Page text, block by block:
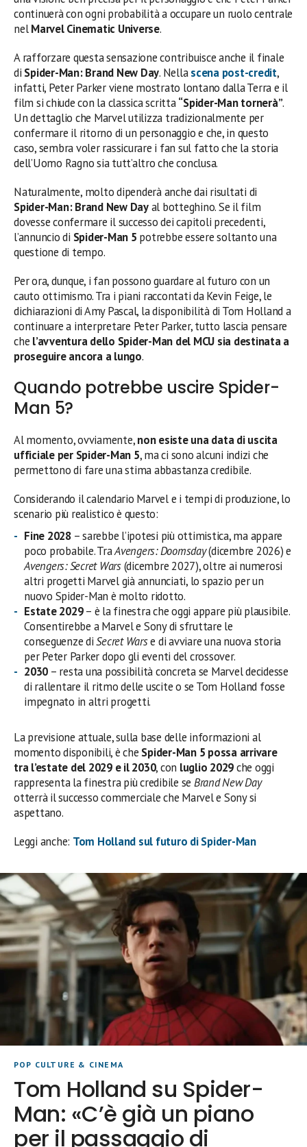
continuerà con ogni probabilità a occupare un ruolo centrale
nelMarvel Cinematic Universe.
A rafforzare questa sensazione contribuisce anche il finale
di Spider-Man: Brand New Day. Nellascena post-credit,
infatti, Peter Parker viene mostrato lontano dalla Terra e il
film si chiude con la classica scritta“Spider-Man tornerà”.
Un dettaglio che Marvel utilizza tradizionalmente per
confermare il ritorno di un personaggio e che, in questo
caso, sembra voler rassicurare i fan sul fatto che la storia
dell’Uomo Ragno sia tutt’altro che conclusa.
Naturalmente, molto dipenderà anche dai risultati di
Spider-Man: Brand New Dayal botteghino. Se il film
dovesse confermare il successo dei capitoli precedenti,
l’annuncio di Spider-Man 5 potrebbe essere soltanto una
questione di tempo.
Per ora, dunque, i fan possono guardare al futuro con un
cauto ottimismo. Tra i piani raccontati da Kevin Feige, le
dichiarazioni di Amy Pascal, la disponibilità di Tom Holland a
continuare a interpretare Peter Parker, tutto lascia pensare
che l’avventura dello Spider-Man del MCU sia destinata a
proseguire ancora a lungo.
Quando potrebbe uscire Spider-
Man 5?
Al momento, ovviamente,non esiste una data di uscita
ufficiale per Spider-Man 5, ma ci sono alcuni indizi che
permettono di fare una stima abbastanza credibile.
Considerando il calendario Marvel e i tempi di produzione, lo
scenario più realistico è questo:
Fine 2028– sarebbe l’ipotesi più ottimistica, ma appare
poco probabile. TraAvengers: Doomsday(dicembre 2026) e
Avengers: Secret Wars(dicembre 2027), oltre ai numerosi
altri progetti Marvel già annunciati, lo spazio per un
nuovo Spider-Man è molto ridotto.
Estate 2029– è la finestra che oggi appare più plausibile.
Consentirebbe a Marvel e Sony di sfruttare le
conseguenze diSecret Warse di avviare una nuova storia
per Peter Parker dopo gli eventi del crossover.
2030 – resta una possibilità concreta se Marvel decidesse
di rallentare il ritmo delle uscite o se Tom Holland fosse
impegnato in altri progetti.
La previsione attuale, sulla base delle informazioni al
momento disponibili, è che Spider-Man 5 possa arrivare
tra l’estate del 2029 e il 2030, con luglio 2029che oggi
rappresenta la finestra più credibile se Brand New Day
otterrà il successo commerciale che Marvel e Sony si
aspettano.
Leggi anche: Tom Holland sul futuro di Spider-Man
POP CULTURE & CINEMA
Tom Holland su Spider-
Man: «C’è già un piano
per il passaggio di